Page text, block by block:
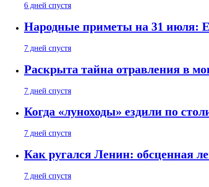
6 дней спустя
Народные приметы на 31 июля:
7 дней спустя
Раскрыта тайна отравления в
7 дней спустя
Когда «луноходы» ездили по
7 дней спустя
Как ругался Ленин: обсценная
7 дней спустя